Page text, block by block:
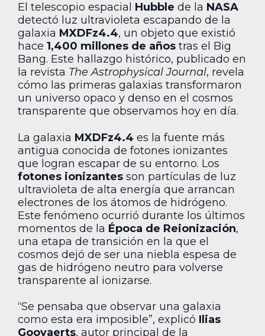
El telescopio espacial Hubble de la NASA
detectó luz ultravioleta escapando de la
galaxia MXDFz4.4, un objeto que existió
hace 1,400 millones de años tras el Big
Bang. Este hallazgo histórico, publicado en
la revista The Astrophysical Journal, revela
cómo las primeras galaxias transformaron
un universo opaco y denso en el cosmos
transparente que observamos hoy en día.
La galaxia MXDFz4.4 es la fuente más
antigua conocida de fotones ionizantes
que logran escapar de su entorno. Los
fotones ionizantes son partículas de luz
ultravioleta de alta energía que arrancan
electrones de los átomos de hidrógeno.
Este fenómeno ocurrió durante los últimos
momentos de la Época de Reionización,
una etapa de transición en la que el
cosmos dejó de ser una niebla espesa de
gas de hidrógeno neutro para volverse
transparente al ionizarse.
“Se pensaba que observar una galaxia
como esta era imposible”, explicó Ilias
Goovaerts, autor principal de la